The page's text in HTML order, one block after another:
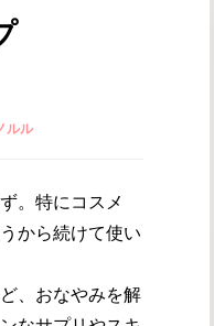
ルル
。特にコスメ
から続けて使い
、おなやみを解